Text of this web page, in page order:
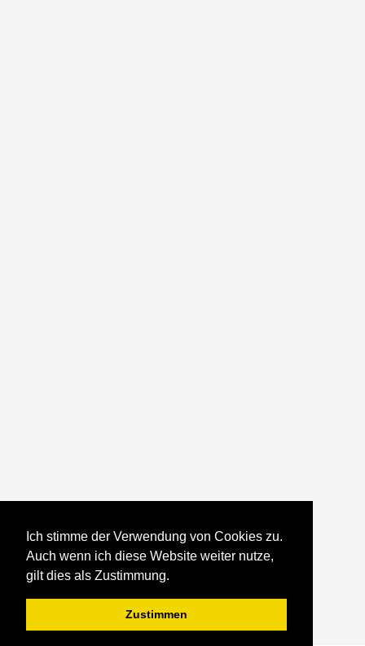
Ich stimme der Verwendung von Cookies zu.
Auch wenn ich diese Website weiter nutze,
gilt dies als Zustimmung.
Zustimmen